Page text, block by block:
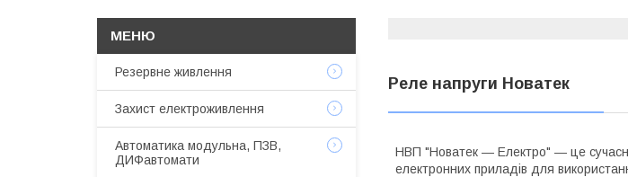
Реле напруги Новатек
НВП "Новатек ― Електро" ― це сучасна
електронних приладів для
Резервне живлення
Захист електроживлення
Автоматика модульна, ПЗВ,
ДИФавтомати